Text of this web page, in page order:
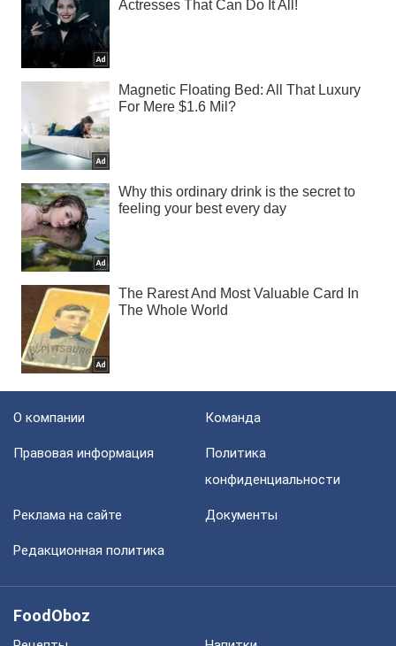
О компании Команда
Правовая информация
Политика
конфиденциальности
Реклама на сайте Документы
Редакционная политика
FoodOboz